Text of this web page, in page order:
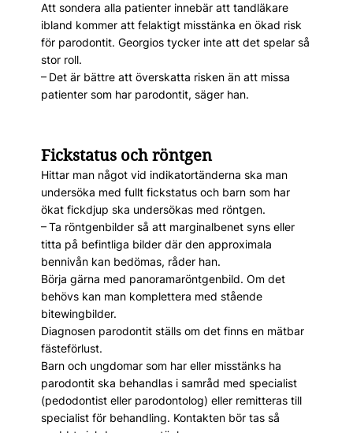
Att sondera alla patienter innebär att tandläkare
ibland kommer att felaktigt misstänka en ökad risk
för par­odontit. Georgios tycker inte att det spelar så
stor roll.
– Det är bättre att överskatta risken än att missa
patienter som har par­odontit, säger han.
Fickstatus och röntgen
Hittar man något vid indikatortänderna ska man
undersöka med fullt fickstatus och barn som har
ökat fickdjup ska undersökas med röntgen.
– Ta röntgenbilder så att marginalbenet syns eller
titta på befintliga bilder där den approximala
bennivån kan bedömas, råder han.
Börja gärna med panoramaröntgenbild. Om det
behövs kan man komplettera med stående
bitewingbilder.
Diagnosen parodontit ställs om det finns en mätbar
fästeförlust.
Barn och ungdomar som har eller misstänks ha
parodontit ska behandlas i samråd med specialist
(pedodontist eller parodontolog) eller remitteras till
specialist för behandling. Kontakten bör tas så